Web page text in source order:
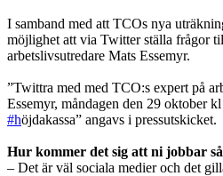
I samband med att TCOs nya
möjlighet att via Twitter ställa frågor
arbetslivsutredare Mats Essemyr.
”Twittra med med TCO:s expert på
Essemyr, måndagen den 29 oktober
#höjdakassa” angavs i pressutskicket.
Hur kommer det sig att ni jobbar
– Det är väl sociala medier och det